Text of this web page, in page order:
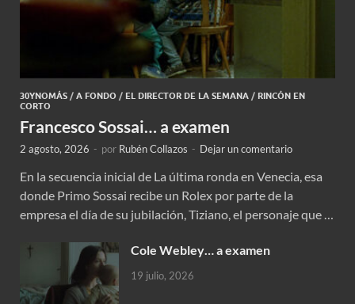
30YNOMÁS / A FONDO / EL DIRECTOR DE LA SEMANA / RINCÓN EN
CORTO
Francesco Sossai… a examen
2 agosto, 2026 - por Rubén Collazos - Dejar un comentario
En la secuencia inicial de La última ronda en Venecia, esa
donde Primo Sossai recibe un Rolex por parte de la
empresa el día de su jubilación, Tiziano, el personaje que …
Cole Webley… a examen
19 julio, 2026